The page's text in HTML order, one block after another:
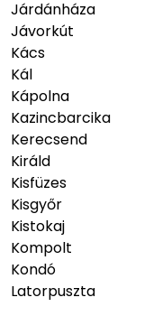
Járdánháza
Jávorkút
Kács
Kál
Kápolna
Kazincbarcika
Kerecsend
Királd
Kisfüzes
Kisgyőr
Kistokaj
Kompolt
Kondó
Latorpuszta